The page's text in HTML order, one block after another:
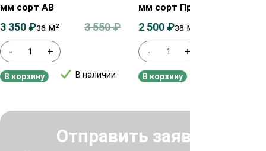
мм сорт АВ
- +
В наличии
3 550₽
3 350 ₽за м²
В корзину
мм сорт Прима
- +
2 500 ₽за м²
В корзину
Отправить заявку